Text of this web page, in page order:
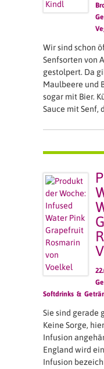
Wir sind schon
Senfsorten von
gestolpert. Da
Maulbeere und
sogar mit Bier.
Sauce mit Senf,
Softdrinks &
Sie sind gerade
Keine Sorge,
Infusion
England wird
Infusion